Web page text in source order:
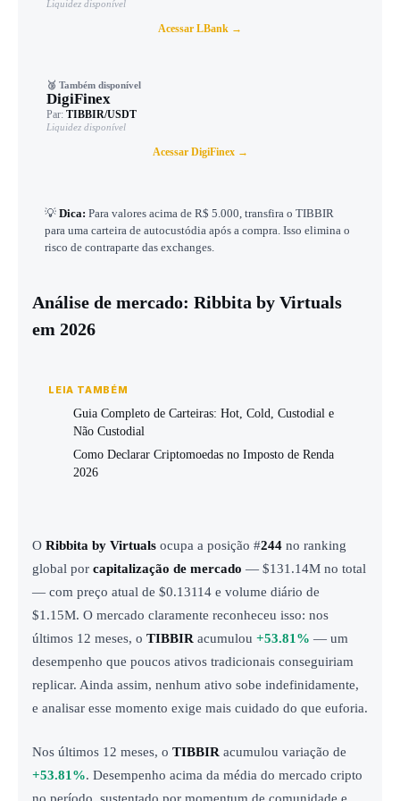
Liquidez disponível
Acessar LBank →
🥉 Também disponível
DigiFinex
Par: TIBBIR/USDT
Liquidez disponível
Acessar DigiFinex →
💡 Dica: Para valores acima de R$ 5.000, transfira o TIBBIR
para uma carteira de autocustódia após a compra. Isso elimina o
risco de contraparte das exchanges.
Análise de mercado: Ribbita by Virtuals
em 2026
LEIA TAMBÉM
Guia Completo de Carteiras: Hot, Cold, Custodial e
Não Custodial
Como Declarar Criptomoedas no Imposto de Renda
2026
O Ribbita by Virtuals ocupa a posição #244 no ranking
global por capitalização de mercado — $131.14M no total
— com preço atual de $0.13114 e volume diário de
$1.15M. O mercado claramente reconheceu isso: nos
últimos 12 meses, o TIBBIR acumulou +53.81% — um
desempenho que poucos ativos tradicionais conseguiriam
replicar. Ainda assim, nenhum ativo sobe indefinidamente,
e analisar esse momento exige mais cuidado do que euforia.
Nos últimos 12 meses, o TIBBIR acumulou variação de
+53.81%. Desempenho acima da média do mercado cripto
no período, sustentado por momentum de comunidade e